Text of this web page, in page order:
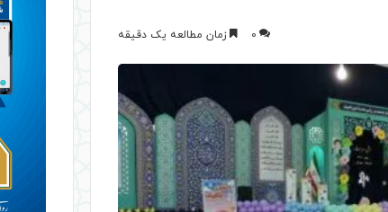
0 زمان مطالعه یک دقیقه